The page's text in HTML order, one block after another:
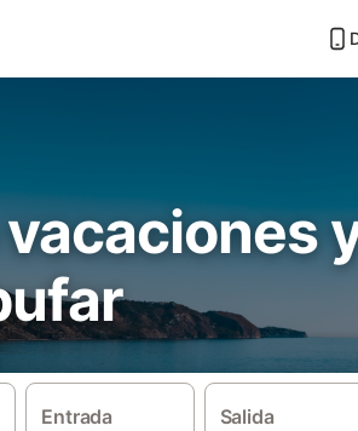
Entrada Salida